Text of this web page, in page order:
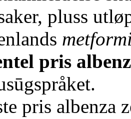
pluss
pris
pris albenza